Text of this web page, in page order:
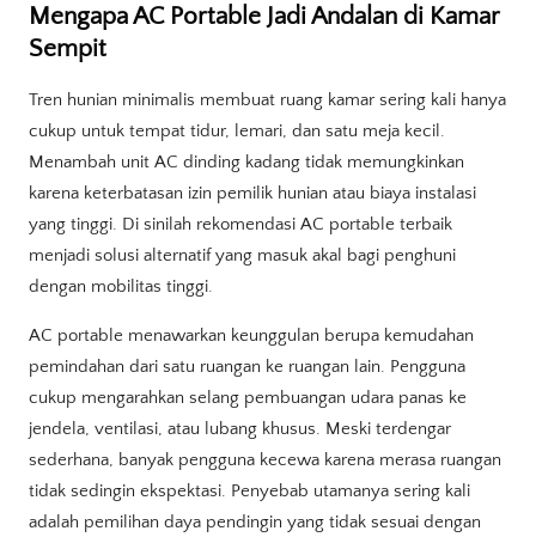
Mengapa AC Portable Jadi Andalan di Kamar
Sempit
Tren hunian minimalis membuat ruang kamar sering kali hanya
cukup untuk tempat tidur, lemari, dan satu meja kecil.
Menambah unit AC dinding kadang tidak memungkinkan
karena keterbatasan izin pemilik hunian atau biaya instalasi
yang tinggi. Di sinilah rekomendasi AC portable terbaik
menjadi solusi alternatif yang masuk akal bagi penghuni
dengan mobilitas tinggi.
AC portable menawarkan keunggulan berupa kemudahan
pemindahan dari satu ruangan ke ruangan lain. Pengguna
cukup mengarahkan selang pembuangan udara panas ke
jendela, ventilasi, atau lubang khusus. Meski terdengar
sederhana, banyak pengguna kecewa karena merasa ruangan
tidak sedingin ekspektasi. Penyebab utamanya sering kali
adalah pemilihan daya pendingin yang tidak sesuai dengan